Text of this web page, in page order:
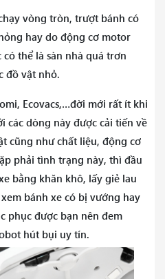
vòng tròn, trượt bánh có
hay do động cơ motor
thể là sàn nhà quá trơn
đồ vật nhỏ.
Ecovacs,…đời mới rất ít khi
các dòng này được cải tiến về
cũng như chất liệu, động cơ
phải tình trạng này, thì đầu
bằng khăn khô, lấy giẻ lau
bánh xe có bị vướng hay
phục được bạn nên đem
hút bụi uy tín.